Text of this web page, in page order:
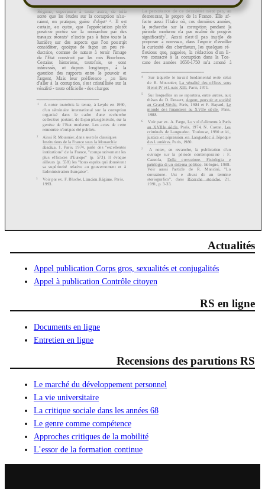
Actualités
Appel publication Corps gros, sexualités et conjugalités
Appel à publication Contrôle citoyen
RS en ligne
Documents en ligne
Entretien en ligne
Recensions des parutions RS
Le marché du développement personnel
La vie universitaire
La critique sociale dans les années 68
Le genre comme compétence
Approches critiques de la mobilité
L’essor de la formation continue